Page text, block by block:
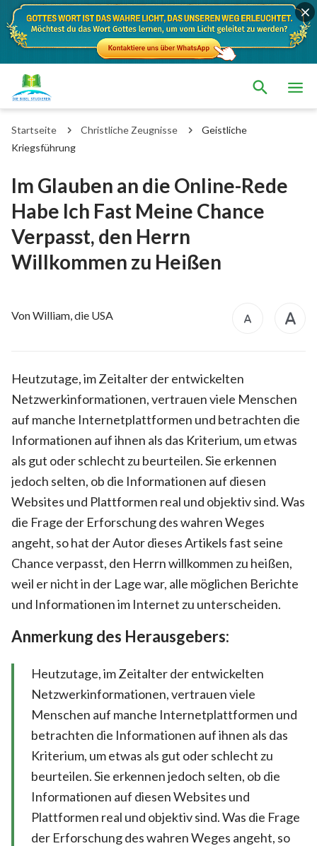
Startseite Christliche Zeugnisse
Geistliche
Kriegsführung
Im Glauben an die Online-Rede
Habe Ich Fast Meine Chance
Verpasst, den Herrn
Willkommen zu Heißen
Von William, die USA
Heutzutage, im Zeitalter der entwickelten
Netzwerkinformationen, vertrauen viele Menschen
auf manche Internetplattformen und betrachten die
Informationen auf ihnen als das Kriterium, um etwas
als gut oder schlecht zu beurteilen. Sie erkennen
jedoch selten, ob die Informationen auf diesen
Websites und Plattformen real und objektiv sind. Was
die Frage der Erforschung des wahren Weges
angeht, so hat der Autor dieses Artikels fast seine
Chance verpasst, den Herrn willkommen zu heißen,
weil er nicht in der Lage war, alle möglichen Berichte
und Informationen im Internet zu unterscheiden.
Anmerkung des Herausgebers:
Heutzutage, im Zeitalter der entwickelten
Netzwerkinformationen, vertrauen viele
Menschen auf manche Internetplattformen und
betrachten die Informationen auf ihnen als das
Kriterium, um etwas als gut oder schlecht zu
beurteilen. Sie erkennen jedoch selten, ob die
Informationen auf diesen Websites und
Plattformen real und objektiv sind. Was die Frage
der Erforschung des wahren Weges angeht, so